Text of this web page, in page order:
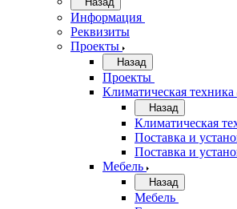
Информация
Реквизиты
Проекты
Назад
Проекты
Климатическая техника
Назад
Климатическая
Поставка и
Поставка и
Мебель
Назад
Мебель